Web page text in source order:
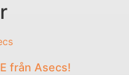
från Asecs!